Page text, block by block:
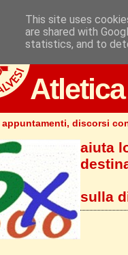
appuntamenti, discorsi
aiuta
sulla
This site uses
are shared with
statistics, and to